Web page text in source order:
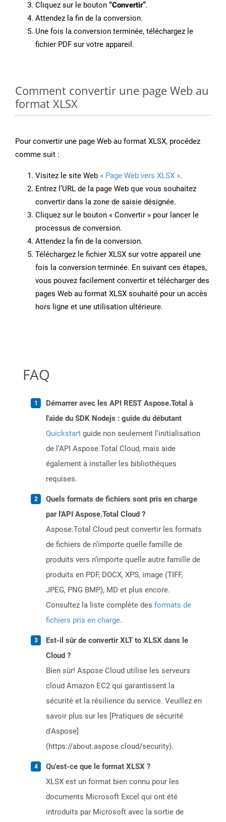
Cliquez sur le bouton “Convertir”.
Attendez la fin de la conversion.
Une fois la conversion terminée, téléchargez le
fichier PDF sur votre appareil.
Comment convertir une page Web au
format XLSX
Pour convertir une page Web au format XLSX, procédez
comme suit :
Visitez le site Web « Page Web vers XLSX ».
Entrez l’URL de la page Web que vous souhaitez
convertir dans la zone de saisie désignée.
Cliquez sur le bouton « Convertir » pour lancer le
processus de conversion.
Attendez la fin de la conversion.
Téléchargez le fichier XLSX sur votre appareil une
fois la conversion terminée. En suivant ces étapes,
vous pouvez facilement convertir et télécharger des
pages Web au format XLSX souhaité pour un accès
hors ligne et une utilisation ultérieure.
FAQ
Démarrer avec les API REST Aspose.Total à
l'aide du SDK Nodejs : guide du débutant
Quickstart guide non seulement l’initialisation
de l’API Aspose.Total Cloud, mais aide
également à installer les bibliothèques
requises.
Quels formats de fichiers sont pris en charge
par l'API Aspose.Total Cloud ?
Aspose.Total Cloud peut convertir les formats
de fichiers de n’importe quelle famille de
produits vers n’importe quelle autre famille de
produits en PDF, DOCX, XPS, image (TIFF,
JPEG, PNG BMP), MD et plus encore.
Consultez la liste complète des formats de
fichiers pris en charge.
Est-il sûr de convertir XLT to XLSX dans le
Cloud ?
Bien sûr! Aspose Cloud utilise les serveurs
cloud Amazon EC2 qui garantissent la
sécurité et la résilience du service. Veuillez en
savoir plus sur les [Pratiques de sécurité
d'Aspose]
(https://about.aspose.cloud/security).
Qu'est-ce que le format XLSX ?
XLSX est un format bien connu pour les
documents Microsoft Excel qui ont été
introduits par Microsoft avec la sortie de